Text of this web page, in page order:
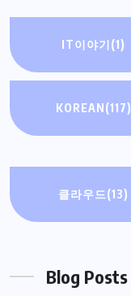
IT이야기(1)
KOREAN(117)
클라우드 (13)
Blog Posts